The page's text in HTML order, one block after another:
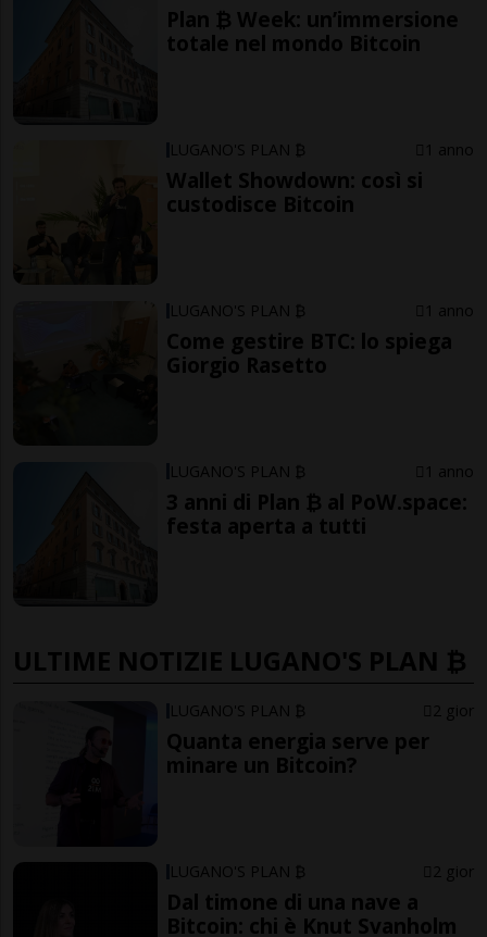
Plan ₿ Week: un’immersione
totale nel mondo Bitcoin
LUGANO'S PLAN ₿ 1 anno
Wallet Showdown: così si
custodisce Bitcoin
LUGANO'S PLAN ₿ 1 anno
Come gestire BTC: lo spiega
Giorgio Rasetto
LUGANO'S PLAN ₿ 1 anno
3 anni di Plan ₿ al PoW.space:
festa aperta a tutti
ULTIME NOTIZIE LUGANO'S PLAN ₿
LUGANO'S PLAN ₿ 2 gior
Quanta energia serve per
minare un Bitcoin?
LUGANO'S PLAN ₿ 2 gior
Dal timone di una nave a
Bitcoin: chi è Knut Svanholm